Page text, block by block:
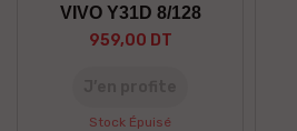
VIVO Y31D 8/128
959,00 DT
Stock Épuisé